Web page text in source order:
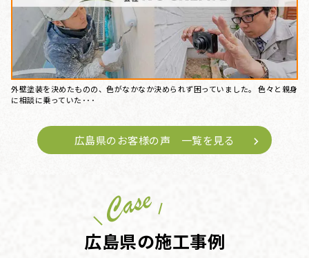
外壁塗装を決めたものの、色がなかなか決められず困っていました。 色々と親身
に相談に乗っていた･･･
広島県のお客様の声 一覧を見る
広島県の施工事例